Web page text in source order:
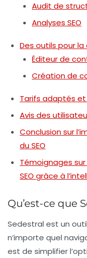
Audit de
Analyses SEO
Des outils pour
Éditeur de
Création de
Tarifs adaptés
Avis des
Conclusion sur
du SEO
Témoignages
SEO grâce à
Qu’est-ce que
Sedestral est un
n’importe quel
est de simplifier l’